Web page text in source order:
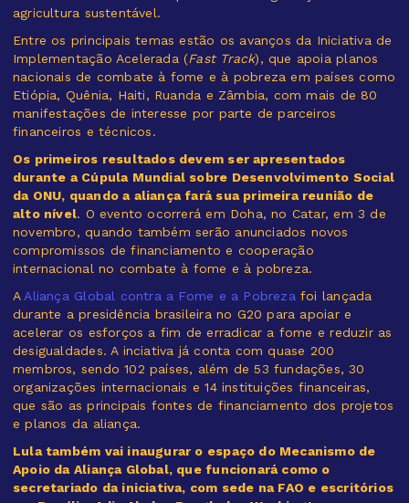
agricultura sustentável.
Entre os principais temas estão os avanços da Iniciativa de
Implementação Acelerada (Fast Track), que apoia planos
nacionais de combate à fome e à pobreza em países como
Etiópia, Quênia, Haiti, Ruanda e Zâmbia, com mais de 80
manifestações de interesse por parte de parceiros
financeiros e técnicos.
Os primeiros resultados devem ser apresentados
durante a Cúpula Mundial sobre Desenvolvimento Social
da ONU, quando a aliança fará sua primeira reunião de
alto nível. O evento ocorrerá em Doha, no Catar, em 3 de
novembro, quando também serão anunciados novos
compromissos de financiamento e cooperação
internacional no combate à fome e à pobreza.
AAliança Global contra a Fome e a Pobrezafoi lançada
durante a presidência brasileira no G20 para apoiar e
acelerar os esforços a fim de erradicar a fome e reduzir as
desigualdades. A inciativa já conta com quase 200
membros, sendo 102 países, além de 53 fundações, 30
organizações internacionais e 14 instituições financeiras,
que são as principais fontes de financiamento dos projetos
e planos da aliança.
Lula também vai inaugurar o espaço do Mecanismo de
Apoio da Aliança Global, que funcionará como o
secretariado da iniciativa, com sede na FAO e escritórios